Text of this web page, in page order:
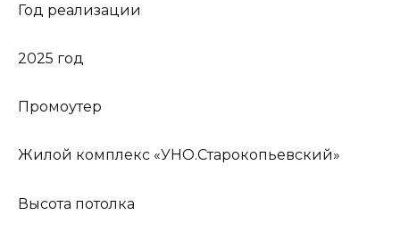
Год реализации
2025 год
Промоутер
Жилой комплекс «УНО.Старокопьевский»
Высота потолка